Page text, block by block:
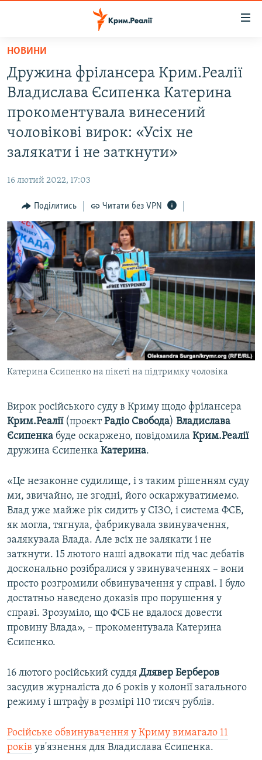
Перейти
основного
матеріалу
до
основної
навігації
до
ВОДА.КРИМ
ПОЛІТИКА
БЛОГИ
ВСЕ ЗА ДЕНЬ
СПЕЦПРОЕКТИ
ДЕПОРТАЦІЯ
ВІДЕОУРОКИ «ELIFBE»
СВІДЧЕННЯ ОКУПАЦІЇ
УКРАЇНСЬКА ПРОБЛЕМА КРИМУ
ІНФОГРАФІКА
ЯК ОБІЙТИ БЛОКУВАННЯ
Русский
Qırımtatar
ДОЛУЧАЙСЯ!
НОВИНИ
Дружина фрілансера Крим.Реалії
Владислава Єсипенка Катерина
прокоментувала винесений
чоловікові вирок: «Усіх не
залякати і не заткнути»
16 лютий 2022, 17:03
Поділитись Читати без VPN
Катерина Єсипенко на пікеті на підтримку чоловіка
Вирок російського суду в Криму щодо фрілансера
Крим.Реалії(проєктРадіо Свобода) Владислава
Єсипенка буде оскаржено, повідомила Крим.Реалії
дружина Єсипенка Катерина.
«Це незаконне судилище, і з таким рішенням суду
ми, звичайно, не згодні, його оскаржуватимемо.
Влад уже майже рік сидить у СІЗО, і система ФСБ,
як могла, тягнула, фабрикувала звинувачення,
залякувала Влада. Але всіх не залякати і не
заткнути. 15 лютого наші адвокати під час дебатів
досконально розібралися у звинуваченнях – вони
просто розгромили обвинувачення у справі. І було
достатньо наведено доказів про порушення у
справі. Зрозуміло, що ФСБ не вдалося довести
провину Влада», – прокоментувала Катерина
Єсипенко.
16 лютого російський суддя Длявер Берберов
засудив журналіста до 6 років у колонії загального
режиму і штрафу в розмірі 110 тисяч рублів.
Російське обвинувачення у Криму вимагало 11
років ув'язнення для Владислава Єсипенка.